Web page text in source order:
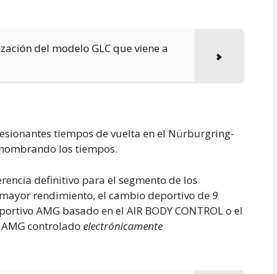
del modelo GLC que viene a
tiempos de vuelta en el Nürburgring-
los tiempos.
definitivo para el segmento de los
rendimiento, el cambio deportivo de9
AMG basado en el AIR BODY CONTROL o el
controlado electrónicamente